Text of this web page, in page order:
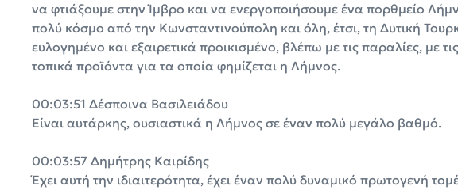
να φτιάξουμε στην Ίμβρο και να ενεργοποιήσουμε ένα πορθμείο
πολύ κόσμο από την Κωνσταντινούπολη και όλη, έτσι, τη Δυτική
ευλογημένο και εξαιρετικά προικισμένο, βλέπω με τις παραλίες, με
τοπικά προϊόντα για τα οποία φημίζεται η Λήμνος.
00:03:51 Δέσποινα Βασιλειάδου
Είναι αυτάρκης, ουσιαστικά η Λήμνος σε έναν πολύ μεγάλο βαθμό.
00:03:57 Δημήτρης Καιρίδης
Έχει αυτή την ιδιαιτερότητα, έχει έναν πολύ δυναμικό πρωτογενή